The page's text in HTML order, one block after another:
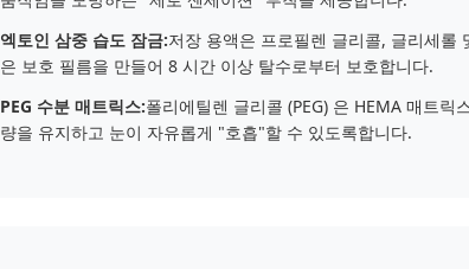
엑토인 삼중 습도 잠금:저장 용액은 프로필렌 글리콜, 글리세롤
은 보호 필름을 만들어 8 시간 이상 탈수로부터 보호합니다.
PEG 수분 매트릭스:폴리에틸렌 글리콜 (PEG) 은 HEMA 매트
량을 유지하고 눈이 자유롭게 "호흡"할 수 있도록합니다.